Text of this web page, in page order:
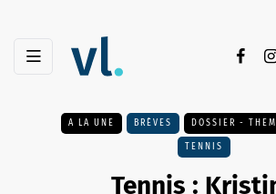
A LA UNE BRÈVES DOSSIER -
TENNIS
Tennis :